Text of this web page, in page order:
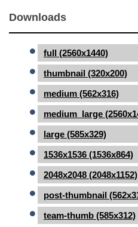
Downloads
full (2560x1440)
thumbnail (320x200)
medium (562x316)
medium_large
large (585x329)
1536x1536 (1536x864)
2048x2048 (2048x1152)
post-thumbnail
team-thumb (585x312)